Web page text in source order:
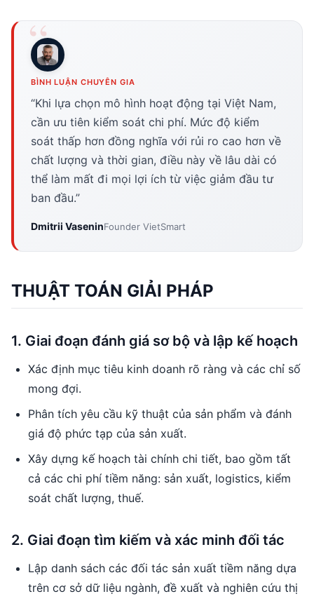
BÌNH LUẬN CHUYÊN GIA
“Khi lựa chọn mô hình hoạt động tại Việt Nam,
cần ưu tiên kiểm soát chi phí. Mức độ kiểm
soát thấp hơn đồng nghĩa với rủi ro cao hơn về
chất lượng và thời gian, điều này về lâu dài có
thể làm mất đi mọi lợi ích từ việc giảm đầu tư
ban đầu.”
Dmitrii VaseninFounder VietSmart
THUẬT TOÁN GIẢI PHÁP
1. Giai đoạn đánh giá sơ bộ và lập kế hoạch
Xác định mục tiêu kinh doanh rõ ràng và các chỉ số
mong đợi.
Phân tích yêu cầu kỹ thuật của sản phẩm và đánh
giá độ phức tạp của sản xuất.
Xây dựng kế hoạch tài chính chi tiết, bao gồm tất
cả các chi phí tiềm năng: sản xuất, logistics, kiểm
soát chất lượng, thuế.
2. Giai đoạn tìm kiếm và xác minh đối tác
Lập danh sách các đối tác sản xuất tiềm năng dựa
trên cơ sở dữ liệu ngành, đề xuất và nghiên cứu thị